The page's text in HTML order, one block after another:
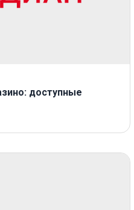
доступные